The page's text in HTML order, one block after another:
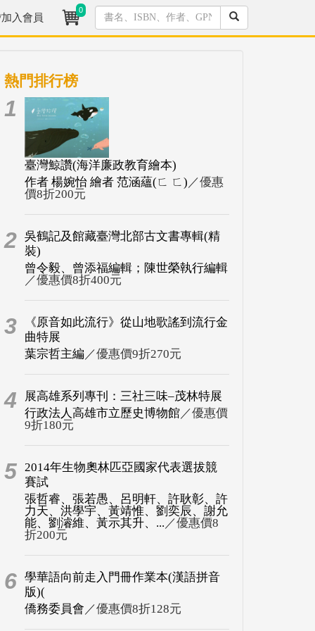
入會員
0
熱門排行榜
1
臺灣鯨讚(海洋廉政教育繪本)
作者 楊婉怡 繪者 范涵蘊(ㄈ ㄈ) ／優惠
價8折200元
2 吳鶴記及館藏臺灣北部古文書專輯(精
裝)
曾令毅、曾添福編輯；陳世榮執行編輯
／優惠價8折400元
3
《原音如此流行》從山地歌謠到流行金
曲特展
葉宗哲主編 ／優惠價9折270元
4
展高雄系列專刊：三社三味–茂林特展
行政法人高雄市立歷史博物館／優惠價
9折180元
5 2014年生物奧林匹亞國家代表選拔競
賽試
張哲睿、張若愚、呂明軒、許耿彰、許
力天、洪學宇、黃靖惟、劉奕辰、謝允
能、劉濬維、黃示其升、... ／優惠價8
折200元
6 學華語向前走入門冊作業本(漢語拼音
版)(
僑務委員會 ／優惠價8折128元